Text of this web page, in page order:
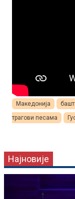
Македонија
трагови песама
Најновије